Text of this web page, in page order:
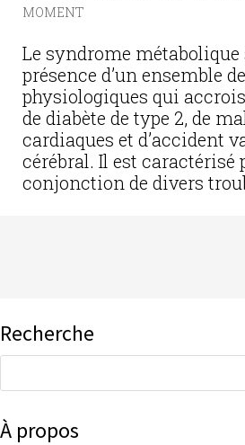
MOMENT
Le syndrome métabolique
présence d’un ensemble
physiologiques qui
de diabète de type 2, de
cardiaques et d’accident
cérébral. Il est caractérisé
conjonction de divers
Recherche
À propos